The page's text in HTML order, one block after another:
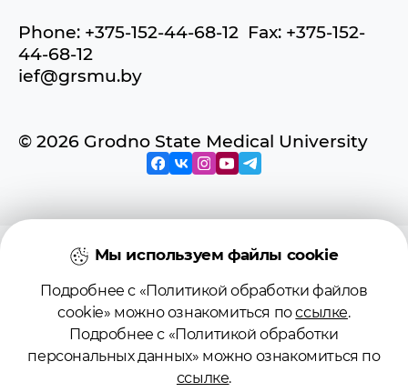
Phone: +375-152-44-68-12 Fax: +375-152-
44-68-12
ief@grsmu.by
© 2026 Grodno State Medical University
© 2026 Учреждение образования
медицинский университет»
Регистрационное свидетельство №
4141710567 от 04.01.2017
Государственного регистра
Мы используем файлы cookie
Подробнее с «Политикой обработки файлов
cookie» можно ознакомиться поссылке.
Подробнее с «Политикой обработки
персональных данных» можно ознакомиться по
ссылке.